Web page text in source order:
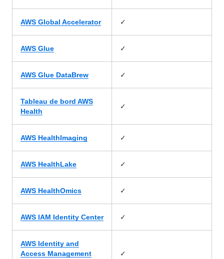
AWS Global Accelerator ✓
AWS Glue ✓
AWS Glue DataBrew ✓
Tableau de bord AWS
Health
✓
AWS HealthImaging ✓
AWS HealthLake ✓
AWS HealthOmics ✓
AWS IAM Identity Center ✓
AWS Identity and
Access Management
✓